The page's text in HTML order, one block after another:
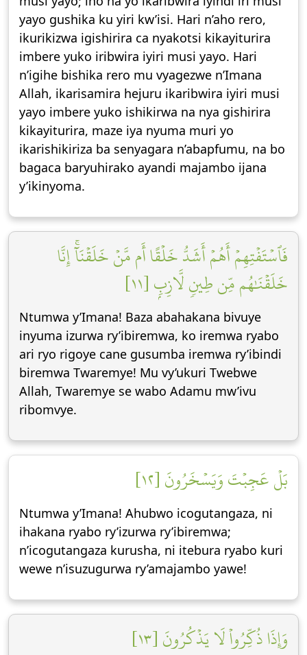
yayo gushika ku yiri kw’isi. Hari n’aho rero,
ikurikizwa igishirira ca nyakotsi kikayiturira
imbere yuko iribwira iyiri musi yayo. Hari
n’igihe bishika rero mu vyagezwe n’Imana
Allah, ikarisamira hejuru ikaribwira iyiri musi
yayo imbere yuko ishikirwa na nya gishirira
kikayiturira, maze iya nyuma muri yo
ikarishikiriza ba senyagara n’abapfumu, na bo
bagaca baryuhirako ayandi majambo ijana
y’ikinyoma.
فَٱسۡتَفۡتِهِمۡ أَهُمۡ أَشَدُّ خَلۡقًا أَم مَّنۡ خَلَقۡنَآۚ إِنَّا
خَلَقۡنَٰهُم مِّن طِينٖ لَّازِبِۭ [١١]
Ntumwa y’Imana! Baza abahakana bivuye
inyuma izurwa ry’ibiremwa, ko iremwa ryabo
ari ryo rigoye cane gusumba iremwa ry’ibindi
biremwa Twaremye! Mu vy’ukuri Twebwe
Allah, Twaremye se wabo Adamu mw’ivu
ribomvye.
بَلۡ عَجِبۡتَ وَيَسۡخَرُونَ [١٢]
Ntumwa y’Imana! Ahubwo icogutangaza, ni
ihakana ryabo ry’izurwa ry’ibiremwa;
n’icogutangaza kurusha, ni itebura ryabo kuri
wewe n’isuzugurwa ry’amajambo yawe!
وَإِذَا ذُكِّرُواْ لَا يَذۡكُرُونَ [١٣]